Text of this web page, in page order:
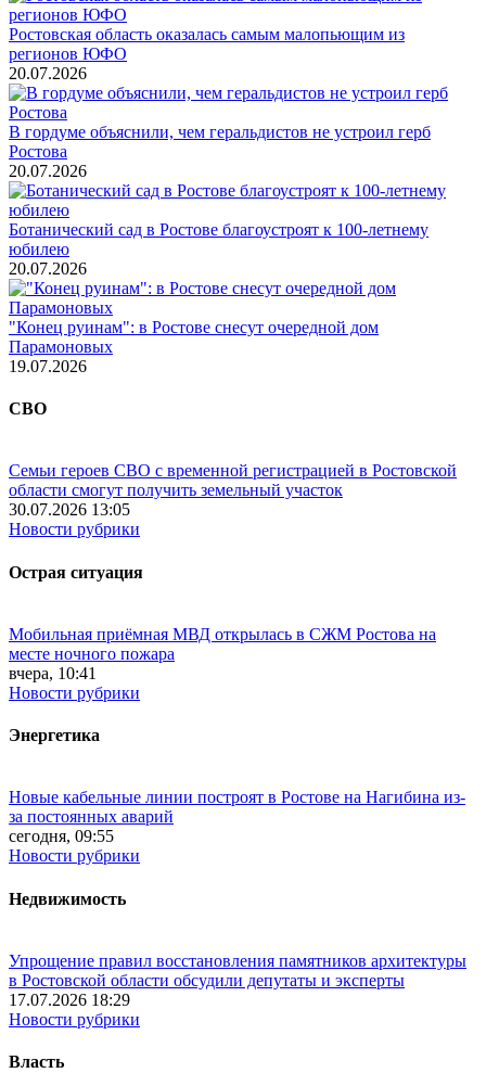
Ростовская область оказалась самым малопьющим из
регионов ЮФО
20.07.2026
В гордуме объяснили, чем геральдистов не устроил герб
Ростова
20.07.2026
Ботанический сад в Ростове благоустроят к 100-летнему
юбилею
20.07.2026
"Конец руинам": в Ростове снесут очередной дом
Парамоновых
19.07.2026
СВО
Семьи героев СВО с временной регистрацией в Ростовской
области смогут получить земельный участок
30.07.2026 13:05
Новости рубрики
Острая ситуация
Мобильная приёмная МВД открылась в СЖМ Ростова на
месте ночного пожара
вчера, 10:41
Новости рубрики
Энергетика
Новые кабельные линии построят в Ростове на Нагибина из-
за постоянных аварий
сегодня, 09:55
Новости рубрики
Недвижимость
Упрощение правил восстановления памятников архитектуры
в Ростовской области обсудили депутаты и эксперты
17.07.2026 18:29
Новости рубрики
Власть